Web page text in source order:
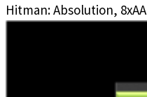
Hitman: Absolution, 8xAA